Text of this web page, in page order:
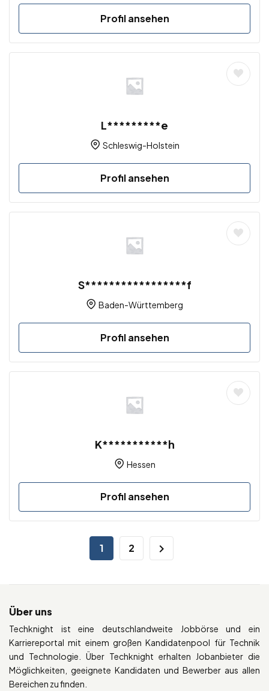
Profil ansehen
L*********e
Schleswig-Holstein
Profil ansehen
S*****************f
Baden-Württemberg
Profil ansehen
K***********h
Hessen
Profil ansehen
1 2
Über uns
Techknight ist eine deutschlandweite Jobbörse und ein
Karriereportal mit einem großen Kandidatenpool für Technik
und Technologie. Über Techknight erhalten Jobanbieter die
Möglichkeiten, geeignete Kandidaten und Bewerber aus allen
Bereichen zu finden.